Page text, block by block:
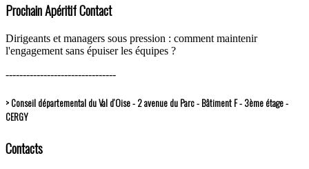
Prochain Apéritif Contact
Dirigeants et managers sous pression : comment maintenir
l'engagement sans épuiser les équipes ?
--------------------------------
> Conseil départemental du Val d’Oise - 2 avenue du Parc - Bâtiment F - 3ème étage -
CERGY
Contacts